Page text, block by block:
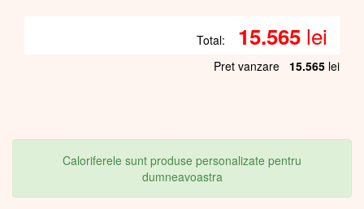
Total: 15.565 lei
Pret vanzare 15.565 lei
Caloriferele sunt produse personalizate pentru
dumneavoastra